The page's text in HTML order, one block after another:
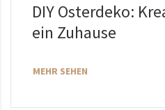
DIY Osterdeko:
ein Zuhause
MEHR SEHEN